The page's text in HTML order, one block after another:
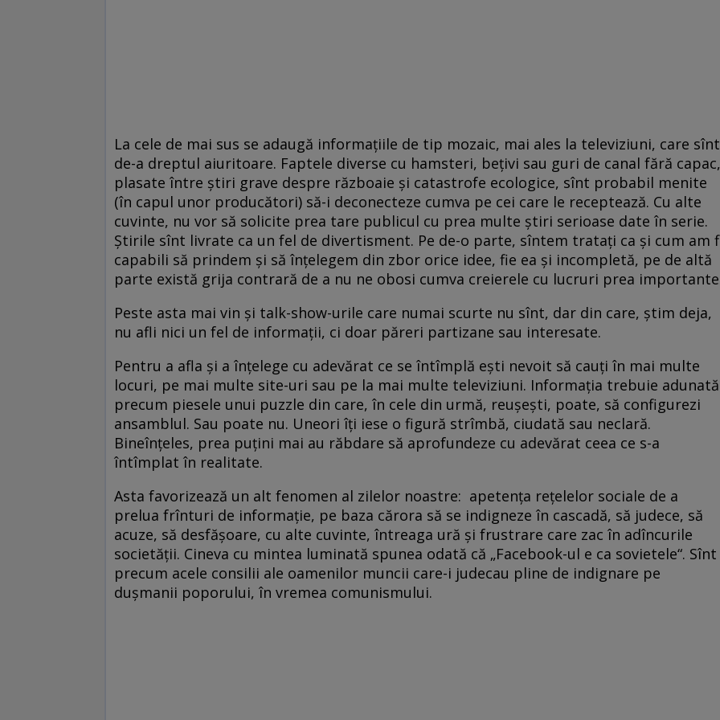
La cele de mai sus se adaugă informațiile de tip mozaic, mai ales la televiziuni, care sînt
de-a dreptul aiuritoare. Faptele diverse cu hamsteri, bețivi sau guri de canal fără capac,
plasate între știri grave despre războaie și catastrofe ecologice, sînt probabil menite
(în capul unor producători) să-i deconecteze cumva pe cei care le receptează. Cu alte
cuvinte, nu vor să solicite prea tare publicul cu prea multe știri serioase date în serie.
Știrile sînt livrate ca un fel de divertisment. Pe de-o parte, sîntem tratați ca și cum am
capabili să prindem și să înțelegem din zbor orice idee, fie ea și incompletă, pe de altă
parte există grija contrară de a nu ne obosi cumva creierele cu lucruri prea
Peste asta mai vin și talk-show-urile care numai scurte nu sînt, dar din care, știm deja,
nu afli nici un fel de informații, ci doar păreri partizane sau interesate.
Pentru a afla și a înțelege cu adevărat ce se întîmplă ești nevoit să cauți în mai multe
locuri, pe mai multe site-uri sau pe la mai multe televiziuni. Informația trebuie adunată
precum piesele unui puzzle din care, în cele din urmă, reușești, poate, să configurezi
ansamblul. Sau poate nu. Uneori îți iese o figură strîmbă, ciudată sau neclară.
Bineînțeles, prea puțini mai au răbdare să aprofundeze cu adevărat ceea ce s-a
întîmplat în realitate.
Asta favorizează un alt fenomen al zilelor noastre: apetența rețelelor sociale de a
prelua frînturi de informație, pe baza cărora să se indigneze în cascadă, să judece, să
acuze, să desfășoare, cu alte cuvinte, întreaga ură și frustrare care zac în adîncurile
societății. Cineva cu mintea luminată spunea odată că „Facebook-ul e ca sovietele“. Sînt
precum acele consilii ale oamenilor muncii care-i judecau pline de indignare pe
dușmanii poporului, în vremea comunismului.